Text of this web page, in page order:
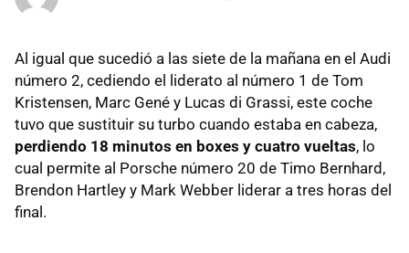
Al igual que sucedió a las siete de la mañana en el Audi
número 2, cediendo el liderato al número 1 de Tom
Kristensen, Marc Gené y Lucas di Grassi, este coche
tuvo que sustituir su turbo cuando estaba en cabeza,
perdiendo 18 minutos en boxes y cuatro vueltas, lo
cual permite al Porsche número 20 de Timo Bernhard,
Brendon Hartley y Mark Webber liderar a tres horas del
final.